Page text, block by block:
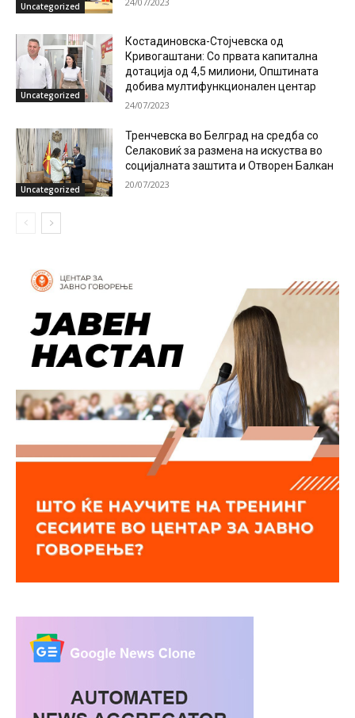
Uncategorized
Uncategorized
Костадиновска-Стојчевска од
Кривогаштани: Со првата капитална
дотација од 4,5 милиони, Општината
добива мултифункционален центар
24/07/2023
Uncategorized
Тренчевска во Белград на средба со
Селаковиќ за размена на искуства во
социјалната заштита и Отворен Балкан
20/07/2023